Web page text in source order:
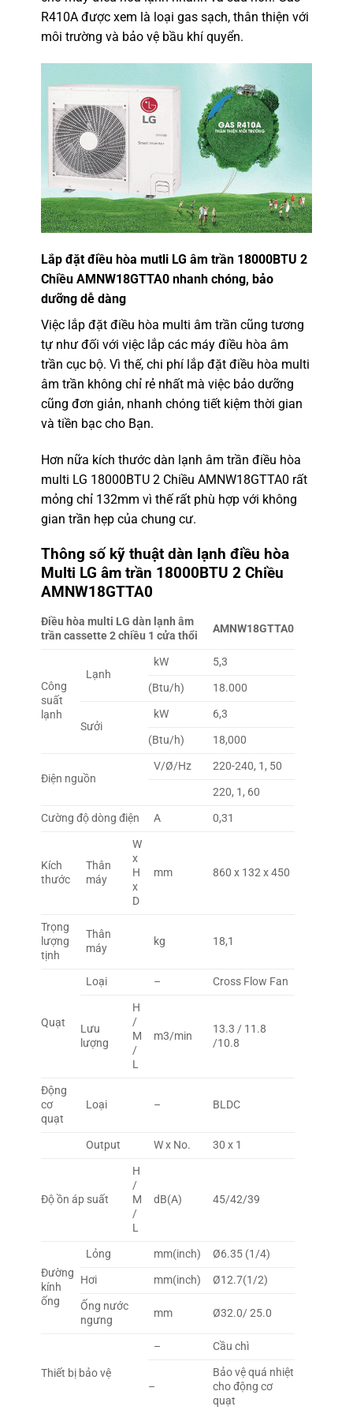
R410A được xem là loại gas sạch, thân thiện với
môi trường và bảo vệ bầu khí quyển.
Lắp đặt điều hòa mutli LG âm trần 18000BTU 2
Chiều AMNW18GTTA0nhanh chóng, bảo
dưỡng dễ dàng
Việc lắp đặt điều hòa multi âm trần cũng tương
tự như đối với việc lắp các máy điều hòa âm
trần cục bộ. Vì thế, chi phí lắp đặt điều hòa multi
âm trần không chỉ rẻ nhất mà việc bảo dưỡng
cũng đơn giản, nhanh chóng tiết kiệm thời gian
và tiền bạc cho Bạn.
Hơn nữa kích thước dàn lạnh âm trần điều hòa
multi LG 18000BTU 2 Chiều AMNW18GTTA0 rất
mỏng chỉ 132mm vì thế rất phù hợp với không
gian trần hẹp của chung cư.
Thông số kỹ thuật dàn lạnh điều hòa
Multi LG âm trần 18000BTU 2 Chiều
AMNW18GTTA0
Điều hòa multi LG dàn lạnh âm
trần cassette 2 chiều 1 cửa thổi
AMNW18GTTA0
Công
suất
lạnh
Lạnh
kW
5,3
(Btu/h)
18.000
Sưởi
kW
6,3
(Btu/h)
18,000
Điện nguồn
V/Ø/Hz
220-240, 1, 50
220, 1, 60
Cường độ dòng điện
A 0,31
Kích
thước
Thân
máy
W
x
H
x
D
mm 860 x 132 x 450
Trọng
lượng
tịnh
Thân
máy
kg 18,1
Quạt
Loại – Cross Flow Fan
Lưu
lượng
H
/
M
/
L
m3/min
13.3 / 11.8
/10.8
Động
cơ
quạt
Loại – BLDC
Output W x No. 30 x 1
Độ ồn áp suất
H
/
M
/
L
dB(A) 45/42/39
Đường
kính
ống
Lỏng mm(inch)
Ø6.35 (1/4)
Hơi
mm(inch)
Ø12.7(1/2)
Ống nước
ngưng
mm Ø32.0/ 25.0
Thiết bị bảo vệ
– Cầu chì
–
Bảo vệ quá nhiệt
cho động cơ
quạt